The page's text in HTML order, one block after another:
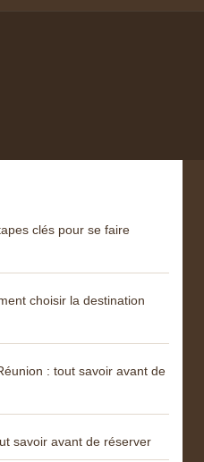
clés pour se faire
choisir la destination
: tout savoir avant de
savoir avant de réserver